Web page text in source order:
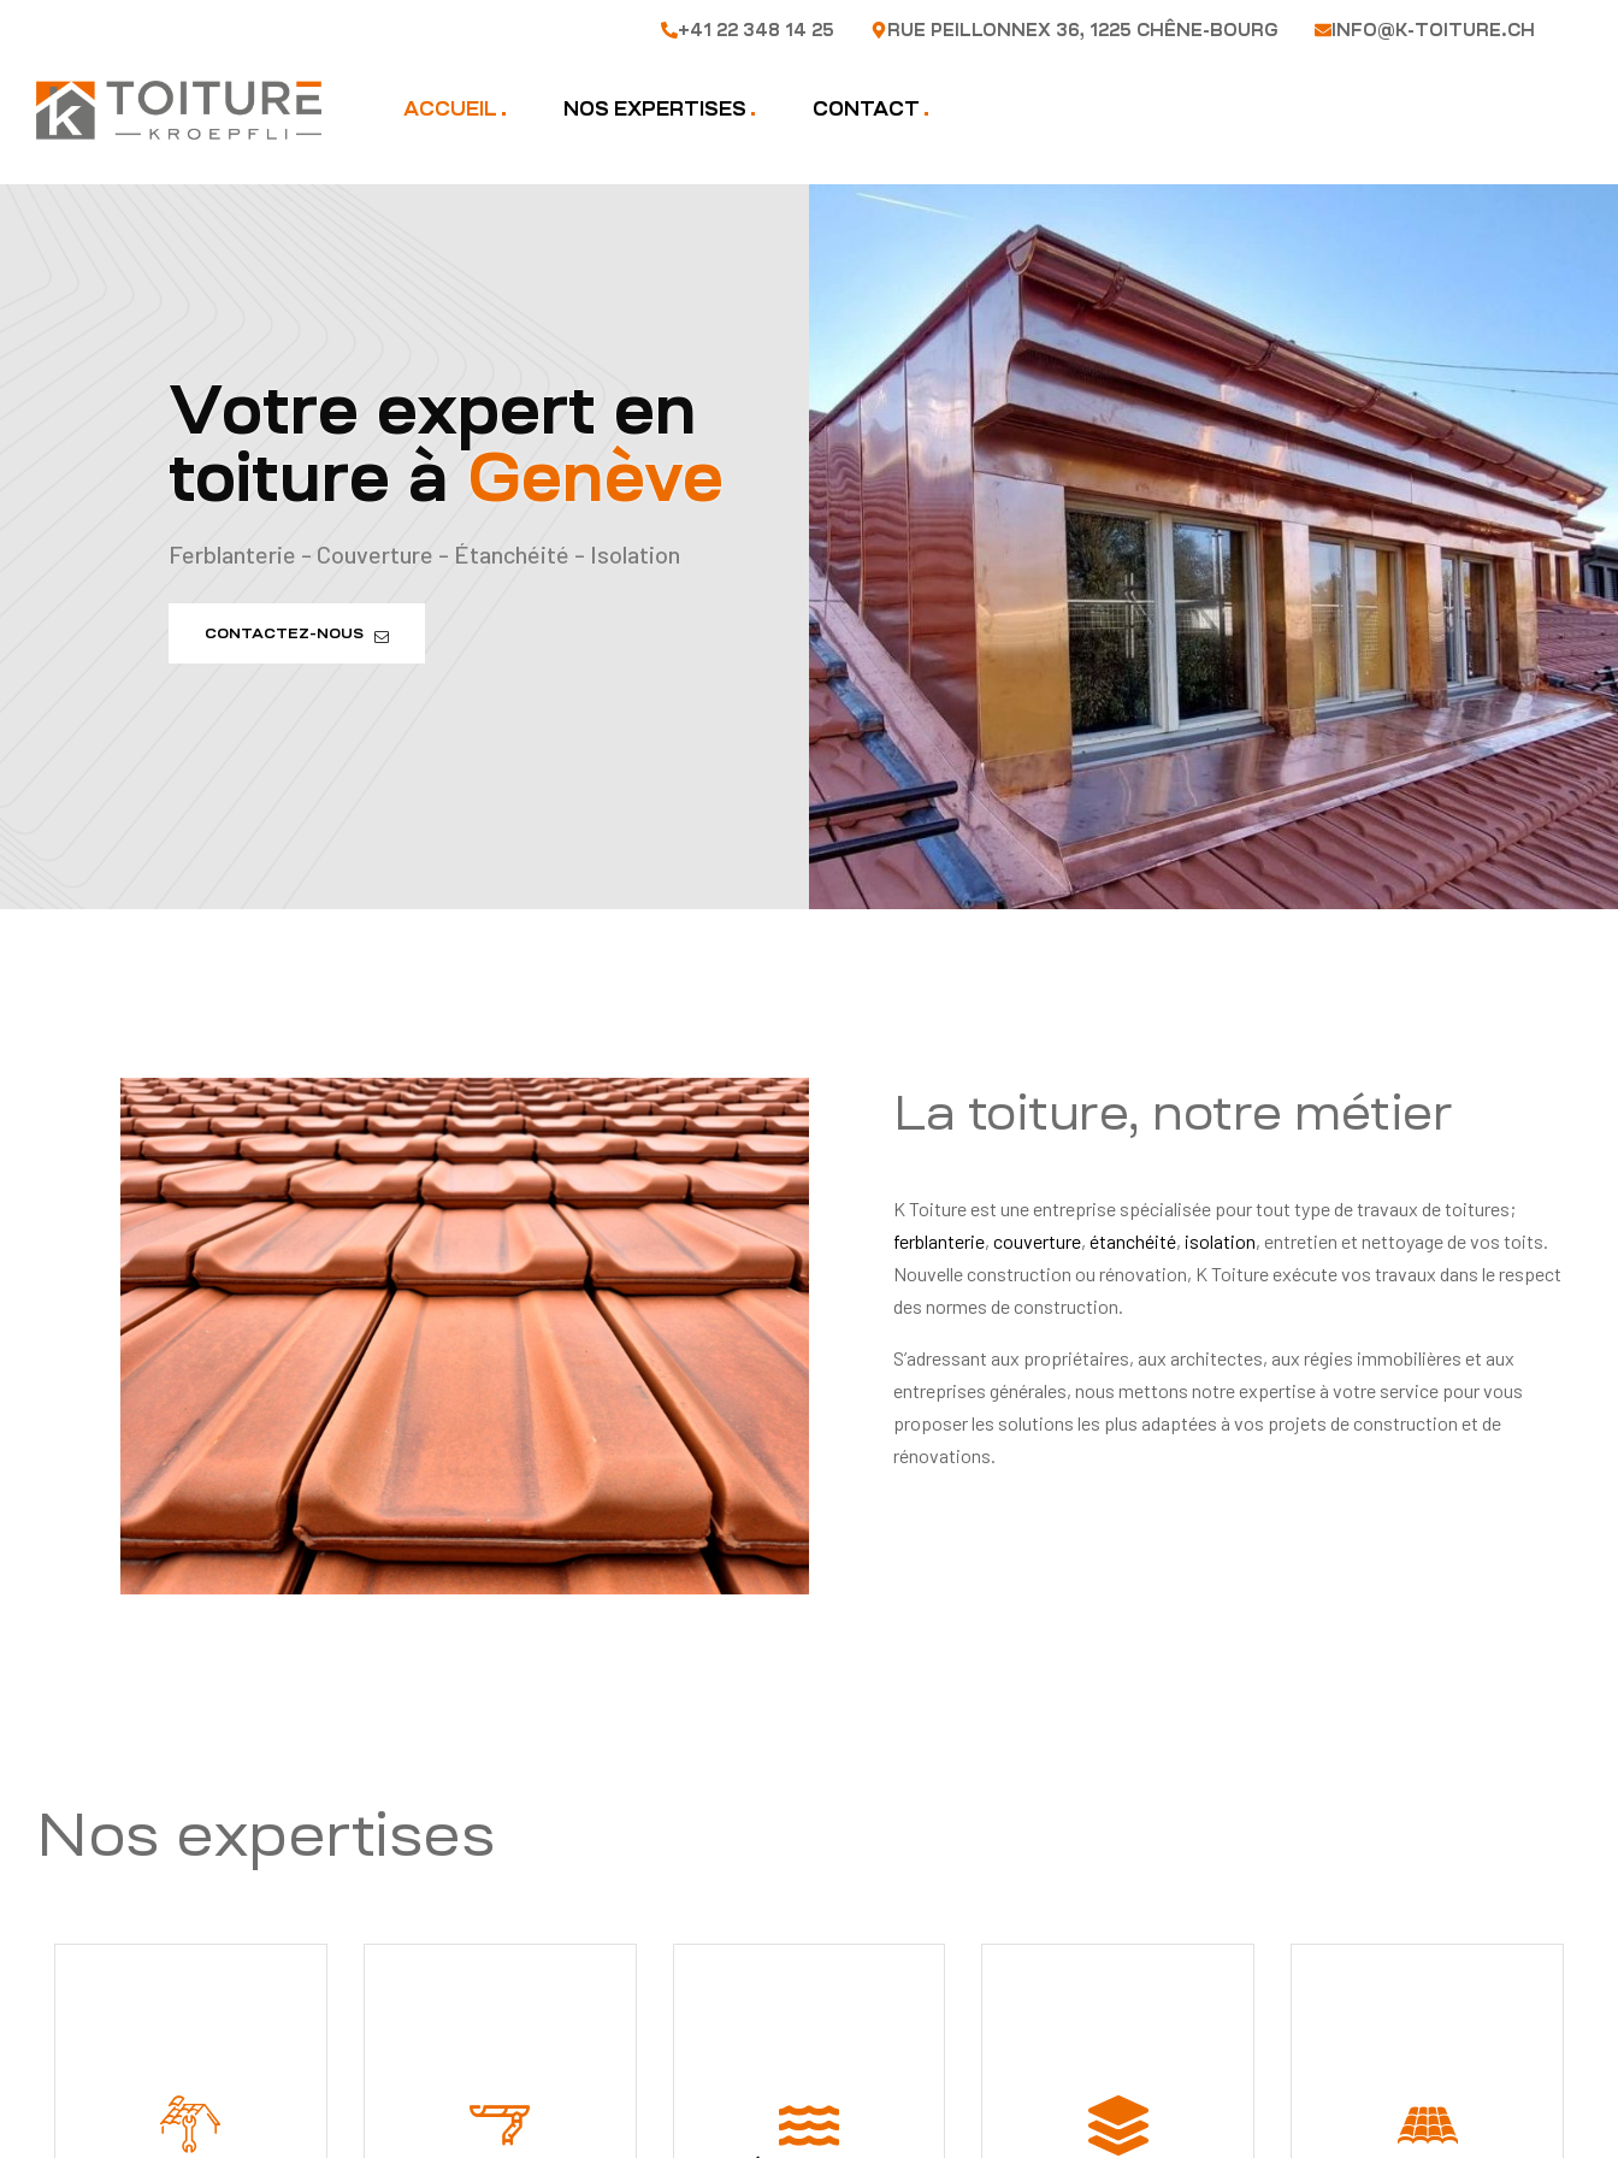
+41 22 348 14 25 RUE PEILLONNEX 36, 1225 CHÊNE-BOURG INFO@K-TOITURE.CH
ACCUEIL NOS EXPERTISES CONTACT
Votre expert en
toiture àGenève
Ferblanterie - Couverture - Étanchéité - Isolation
CONTACTEZ-NOUS
La toiture, notre métier
K Toiture est une entreprise spécialisée pour tout type de travaux de toitures;
ferblanterie, couverture, étanchéité, isolation, entretien et nettoyage de vos toits.
Nouvelle construction ou rénovation, K Toiture exécute vos travaux dans le respect
des normes de construction.
S’adressant aux propriétaires, aux architectes, aux régies immobilières et aux
entreprises générales, nous mettons notre expertise à votre service pour vous
proposer les solutions les plus adaptées à vos projets de construction et de
rénovations.
Nos expertises